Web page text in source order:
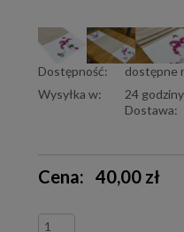
Dostępność:
dostępne
Wysyłka w:
24 godziny
Dostawa:
Cena nie zawiera
Cena: 40,00 zł